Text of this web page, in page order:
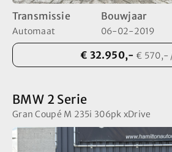
+31 (0) 6 15 08 15 48
Ma t/m Za 09:00 - 17:00
Tip! Bel even van te voren om
Transmissie
Automaat
Bouwjaar
06-02-2019
€ 32.950,- € 570,-
BMW 2 Serie
Gran Coupé M 235i 306pk xDrive